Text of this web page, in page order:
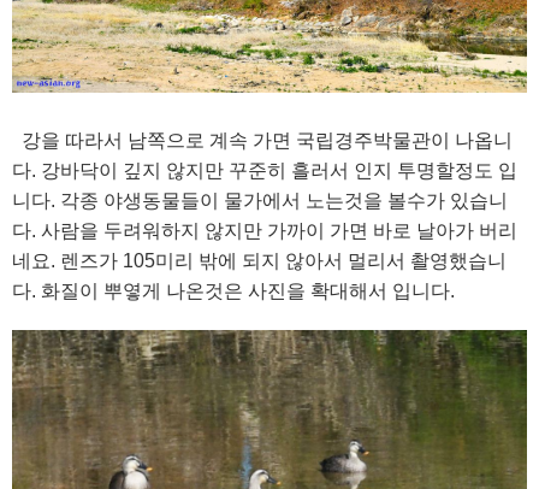
강을 따라서 남쪽으로 계속 가면 국립경주박물관이 나옵니
다. 강바닥이 깊지 않지만 꾸준히 흘러서 인지 투명할정도 입
니다. 각종 야생동물들이 물가에서 노는것을 볼수가 있습니
다. 사람을 두려워하지 않지만 가까이 가면 바로 날아가 버리
네요. 렌즈가 105미리 밖에 되지 않아서 멀리서 촬영했습니
다. 화질이 뿌옇게 나온것은 사진을 확대해서 입니다.